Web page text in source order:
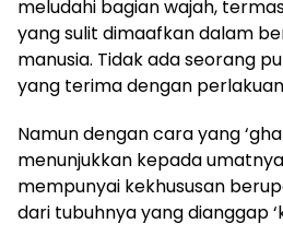
meludahi bagian wajah,
yang sulit dimaafkan dalam
manusia. Tidak ada seorang
yang terima dengan
Namun dengan cara yang
menunjukkan kepada
mempunyai kekhususan
dari tubuhnya yang dianggap